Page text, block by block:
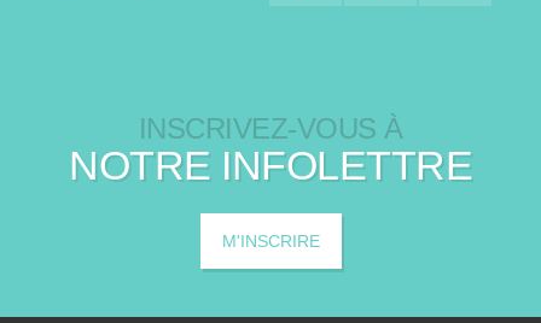
INSCRIVEZ-VOUS À
NOTRE INFOLETTRE
M'INSCRIRE